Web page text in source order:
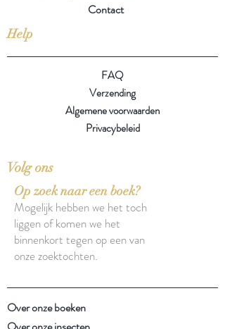
Contact
Help
FAQ
Verzending
Algemene voorwaarden
Privacybeleid
Volg ons
Op zoek naar een boek?
Mogelijk hebben we het toch
liggen of komen we het
binnenkort tegen op een van
onze zoektochten.
Over onze boeken